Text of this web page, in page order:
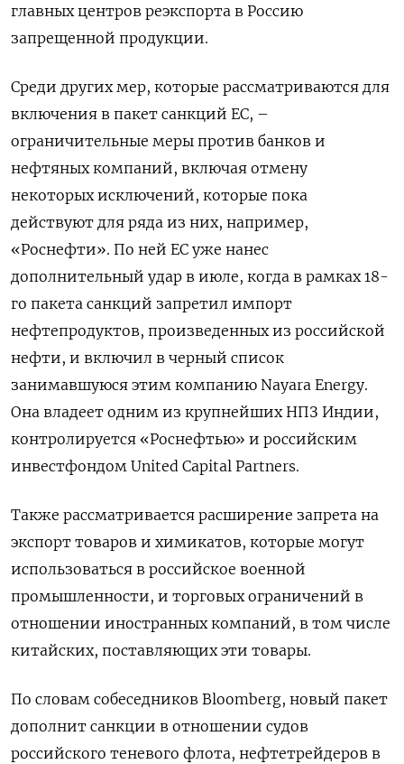
главных центров реэкспорта в Россию
запрещенной продукции.
Среди других мер, которые рассматриваются для
включения в пакет санкций ЕС, –
ограничительные меры против банков и
нефтяных компаний, включая отмену
некоторых исключений, которые пока
действуют для ряда из них, например,
«Роснефти». По ней ЕС уже нанес
дополнительный удар в июле, когда в рамках 18-
го пакета санкций запретил импорт
нефтепродуктов, произведенных из российской
нефти, и включил в черный список
занимавшуюся этим компанию Nayara Energy.
Она владеет одним из крупнейших НПЗ Индии,
контролируется «Роснефтью» и российским
инвестфондом United Capital Partners.
Также рассматривается расширение запрета на
экспорт товаров и химикатов, которые могут
использоваться в российское военной
промышленности, и торговых ограничений в
отношении иностранных компаний, в том числе
китайских, поставляющих эти товары.
По словам собеседников Bloomberg, новый пакет
дополнит санкции в отношении судов
российского теневого флота, нефтетрейдеров в